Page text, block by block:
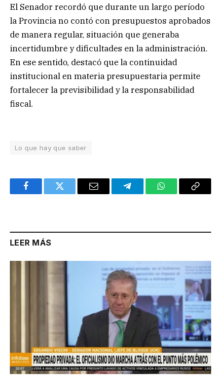
El Senador recordó que durante un largo período
la Provincia no contó con presupuestos aprobados
de manera regular, situación que generaba
incertidumbre y dificultades en la administración.
En ese sentido, destacó que la continuidad
institucional en materia presupuestaria permite
fortalecer la previsibilidad y la responsabilidad
fiscal.
Lo que hay que saber
FacebookTwitter Email TelegramWhatsAppCopy
LEER MÁS